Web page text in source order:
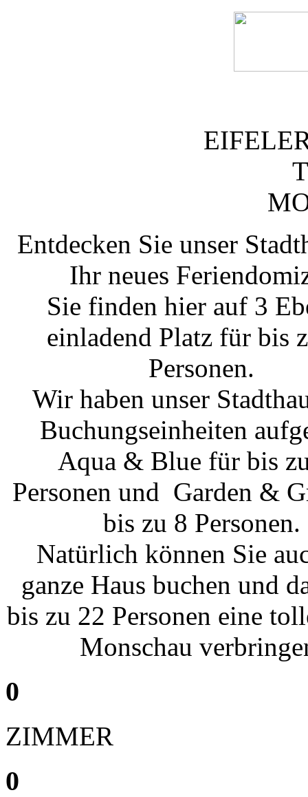
Entdecken Sie unser
Ihr neues
Sie finden hier auf 3
einladend Platz für bis
Personen.
Wir haben unser
Buchungseinheiten
Aqua & Blue für bis
Personen und Garden &
bis zu 8 Personen.
Natürlich können Sie
ganze Haus buchen und
bis zu 22 Personen eine
Monschau
0
ZIMMER
0